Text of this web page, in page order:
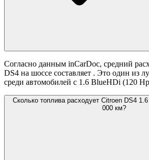
Согласно данным inCarDoc, средний
DS4 на шоссе составляет . Это один из
среди автомобилей с 1.6 BlueHDi (120
Сколько топлива расходует Citroen DS4
000 км?